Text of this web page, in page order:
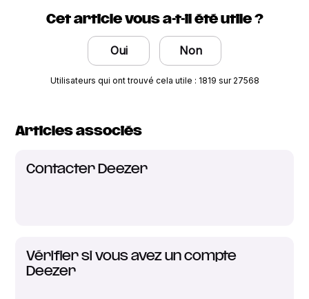
Cet article vous a-t-il été utile ?
Oui Non
Utilisateurs qui ont trouvé cela utile : 1819 sur 27568
Articles associés
Contacter Deezer
Vérifier si vous avez un compte
Deezer